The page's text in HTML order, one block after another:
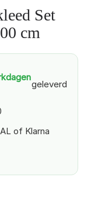
Set
cm
geleverd
of Klarna